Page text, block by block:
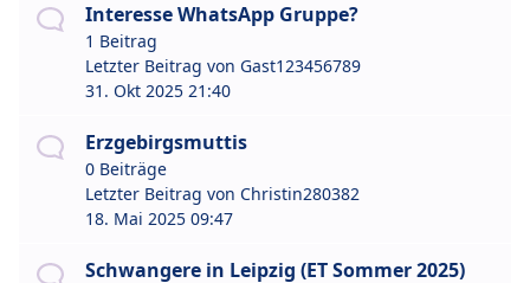
Interesse WhatsApp Gruppe?
1 Beitrag
Letzter Beitrag von Gast123456789
31. Okt 2025 21:40
Erzgebirgsmuttis
0 Beiträge
Letzter Beitrag von Christin280382
18. Mai 2025 09:47
Schwangere in Leipzig (ET Sommer 2025)